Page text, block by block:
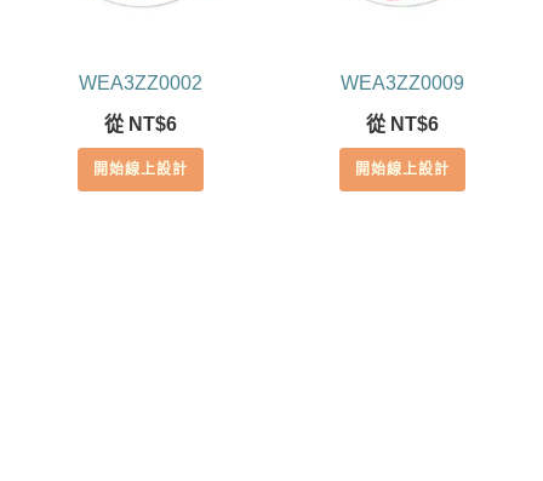
WEA3ZZ0002
從 NT$6
開始線上設計
WEA3ZZ0009
從 NT$6
開始線上設計